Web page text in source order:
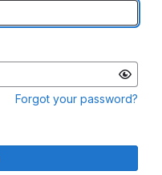
Forgot your password?